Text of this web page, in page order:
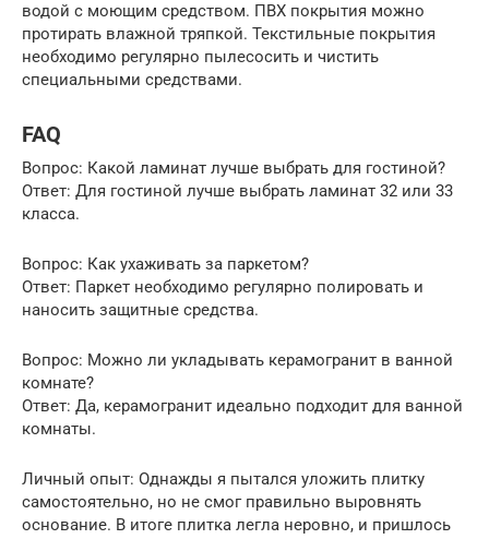
водой с моющим средством. ПВХ покрытия можно
протирать влажной тряпкой. Текстильные покрытия
необходимо регулярно пылесосить и чистить
специальными средствами.
FAQ
Вопрос: Какой ламинат лучше выбрать для гостиной?
Ответ: Для гостиной лучше выбрать ламинат 32 или 33
класса.
Вопрос: Как ухаживать за паркетом?
Ответ: Паркет необходимо регулярно полировать и
наносить защитные средства.
Вопрос: Можно ли укладывать керамогранит в ванной
комнате?
Ответ: Да, керамогранит идеально подходит для ванной
комнаты.
Личный опыт: Однажды я пытался уложить плитку
самостоятельно, но не смог правильно выровнять
основание. В итоге плитка легла неровно, и пришлось